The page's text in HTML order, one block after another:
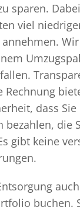
sparen.
viel
Rechnung
dass
bezahlen, die
gibt keine
buchen.